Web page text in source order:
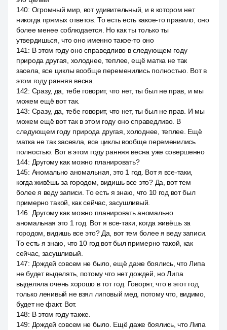
140: Огромный мир, вот удивительный, и в котором нет
никогда прямых ответов. То есть есть какое-то правило, оно
более менее соблюдается. Но как ты только ты
утвердишься, что оно именно такое-то оно
141 : В этом году оно справедливо в следующем году
природа другая, холоднее, теплее, ещё матка не так
засела, все циклы вообще переменились полностью. Вот в
этом году ранняя весна.
142: Сразу, да, тебе говорит, что нет, ты был не прав, и мы
можем ещё вот так.
143: Сразу, да, тебе говорит, что нет, ты был не прав. И мы
можем ещё вот так в этом году оно справедливо. В
следующем году природа другая, холоднее, теплее. Ещё
матка не так засеяла, все циклы вообще переменились
полностью. Вот в этом году ранняя весна уже совершенно
144: Другому как можно планировать?
145: Аномально аномальная, это 1 год. Вот я все-таки,
когда живёшь за городом, видишь все это? Да, вот тем
более я веду записи. То есть я знаю, что 10 год вот был
примерно такой, как сейчас, засушливый.
146: Другому как можно планировать аномально
аномальная это 1 год. Вот я все-таки, когда живёшь за
городом, видишь все это? Да, вот тем более я веду записи.
То есть я знаю, что 10 год вот был примерно такой, как
сейчас, засушливый.
147: Дождей совсем не было, ещё даже боялись, что Липа
не будет выделять, потому что нет дождей, но Липа
выделяла очень хорошо в тот год. Говорят, что в этот год
только ленивый не взял липовый мед, потому что, видимо,
будет не факт. Вот.
148: В этом году также.
149: Дождей совсем не было. Ещё даже боялись, что Липа